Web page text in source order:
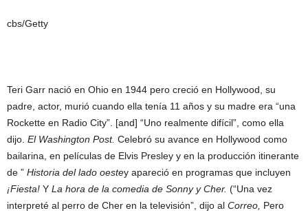
cbs/Getty
Teri Garr nació en Ohio en 1944 pero creció en Hollywood, su
padre, actor, murió cuando ella tenía 11 años y su madre era “una
Rockette en Radio City”. [and] “Uno realmente difícil”, como ella
dijo. El Washington Post. Celebró su avance en Hollywood como
bailarina, en películas de Elvis Presley y en la producción itinerante
de ” Historia del lado oestey apareció en programas que incluyen
¡Fiesta! Y La hora de la comedia de Sonny y Cher. (“Una vez
interpreté al perro de Cher en la televisión”, dijo al Correo, Pero